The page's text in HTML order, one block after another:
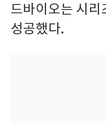
드바이오는 시리
성공했다.